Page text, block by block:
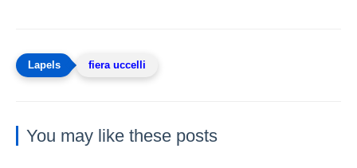
fiera uccelli
You may like these posts